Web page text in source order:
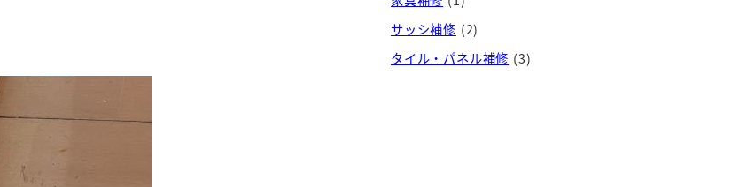
サッシ補修 (2)
タイル・パネル補修 (3)